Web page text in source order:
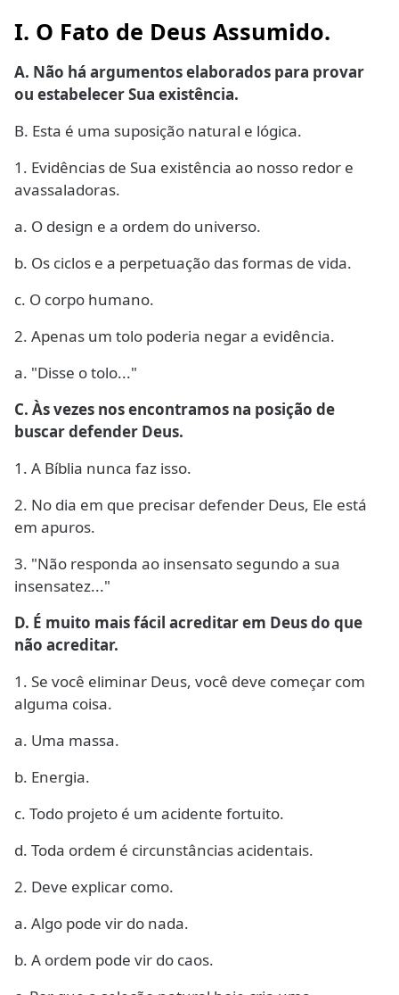
I. O Fato de Deus Assumido.
A. Não há argumentos elaborados para provar
ou estabelecer Sua existência.
B. Esta é uma suposição natural e lógica.
1. Evidências de Sua existência ao nosso redor e
avassaladoras.
a. O design e a ordem do universo.
b. Os ciclos e a perpetuação das formas de vida.
c. O corpo humano.
2. Apenas um tolo poderia negar a evidência.
a. "Disse o tolo..."
C. Às vezes nos encontramos na posição de
buscar defender Deus.
1. A Bíblia nunca faz isso.
2. No dia em que precisar defender Deus, Ele está
em apuros.
3. "Não responda ao insensato segundo a sua
insensatez..."
D. É muito mais fácil acreditar em Deus do que
não acreditar.
1. Se você eliminar Deus, você deve começar com
alguma coisa.
a. Uma massa.
b. Energia.
c. Todo projeto é um acidente fortuito.
d. Toda ordem é circunstâncias acidentais.
2. Deve explicar como.
a. Algo pode vir do nada.
b. A ordem pode vir do caos.